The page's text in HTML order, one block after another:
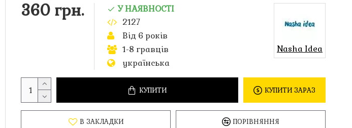
360 грн.
У НАЯВНОСТІ
2127
Від 6 років
1-8 гравців
українська
Nasha Idea
КУПИТИ КУПИТИ ЗАРАЗ
В ЗАКЛАДКИ ПОРІВНЯННЯ